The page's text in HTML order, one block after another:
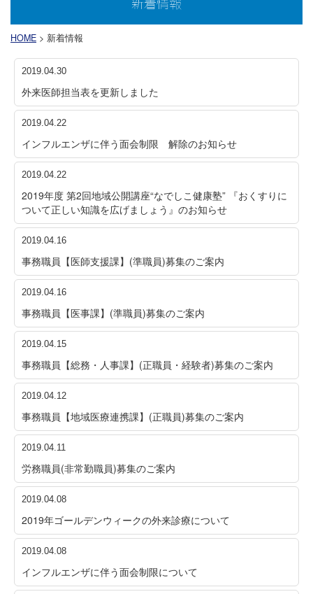
HOME > 新着情報
2019.04.30
外来医師担当表を更新しました
2019.04.22
インフルエンザに伴う面会制限 解除のお知らせ
2019.04.22
2019年度 第2回地域公開講座“なでしこ健康塾” 『おくすりに
ついて正しい知識を広げましょう』のお知らせ
2019.04.16
事務職員【医師支援課】(準職員)募集のご案内
2019.04.16
事務職員【医事課】(準職員)募集のご案内
2019.04.15
事務職員【総務・人事課】(正職員・経験者)募集のご案内
2019.04.12
事務職員【地域医療連携課】(正職員)募集のご案内
2019.04.11
労務職員(非常勤職員)募集のご案内
2019.04.08
2019年ゴールデンウィークの外来診療について
2019.04.08
インフルエンザに伴う面会制限について